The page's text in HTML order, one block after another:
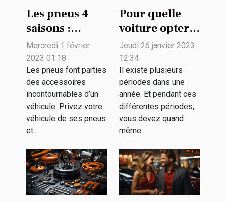
Les pneus 4
saisons :
pourquoi
opter pour ce
choix ?
Mercredi 1 février
2023 01:18
Les pneus font parties
des accessoires
incontournables d’un
véhicule. Privez votre
véhicule de ses pneus
et...
Pour quelle
voiture opter
pour profiter
de l'été ?
Jeudi 26 janvier 2023
12:34
Il existe plusieurs
périodes dans une
année. Et pendant ces
différentes périodes,
vous devez quand
même...